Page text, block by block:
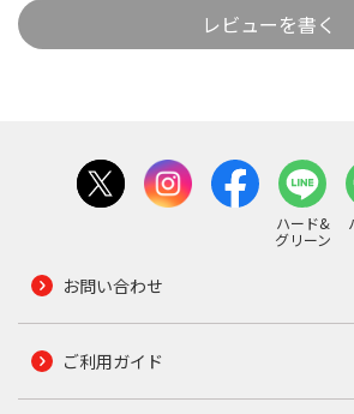
レビューを書く
ハード&
グリーン
お問い合わせ
ご利用ガイド